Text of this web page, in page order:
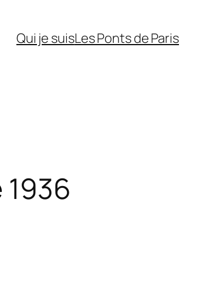
Qui je suisLes Ponts de Paris